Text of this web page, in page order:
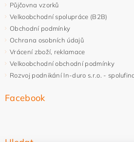
Půjčovna vzorků
Velkoobchodní spolupráce (B2B)
Obchodní podmínky
Ochrana osobních údajů
Vrácení zboží, reklamace
Velkoobchodní obchodní podmínky
Rozvoj podnikání In-duro s.r.o. -
Facebook